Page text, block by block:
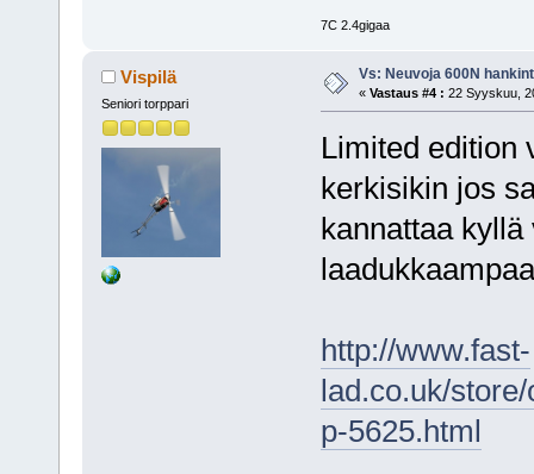
7C 2.4gigaa
Vispilä
Seniori torppari
Vs: Neuvoja 600N
« Vastaus #4 : 22 Syyskuu,
Limited edition
kerkisikin jos
kannattaa
http://www.fast-
lad.co.uk/
p-5625.html